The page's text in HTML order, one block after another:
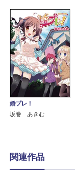
婚プレ！
坂巻 あきむ
関連作品